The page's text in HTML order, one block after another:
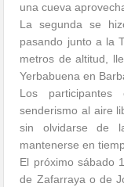
una cueva
La segunda se
pasando junto a la
metros de altitud,
Yerbabuena en
Los
senderismo al aire
sin olvidarse de
mantenerse en
El próximo sábado
de Zafarraya o de